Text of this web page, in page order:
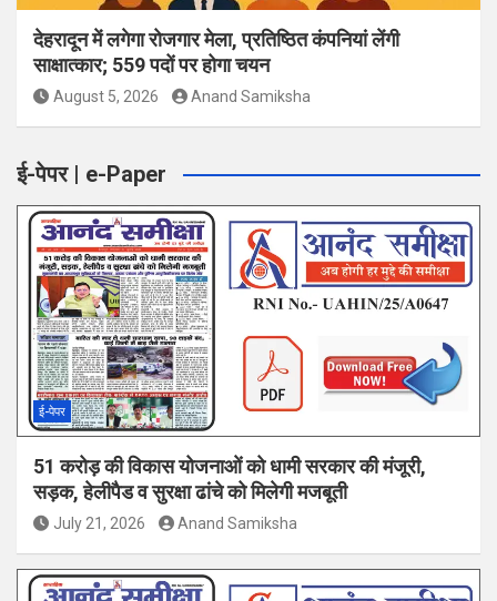
देहरादून में लगेगा रोजगार मेला, प्रतिष्ठित कंपनियां लेंगी
साक्षात्कार; 559 पदों पर होगा चयन
August 5, 2026 Anand Samiksha
ई-पेपर | e-Paper
ई-पेपर
51 करोड़ की विकास योजनाओं को धामी सरकार की मंजूरी,
सड़क, हेलीपैड व सुरक्षा ढांचे को मिलेगी मजबूती
July 21, 2026 Anand Samiksha